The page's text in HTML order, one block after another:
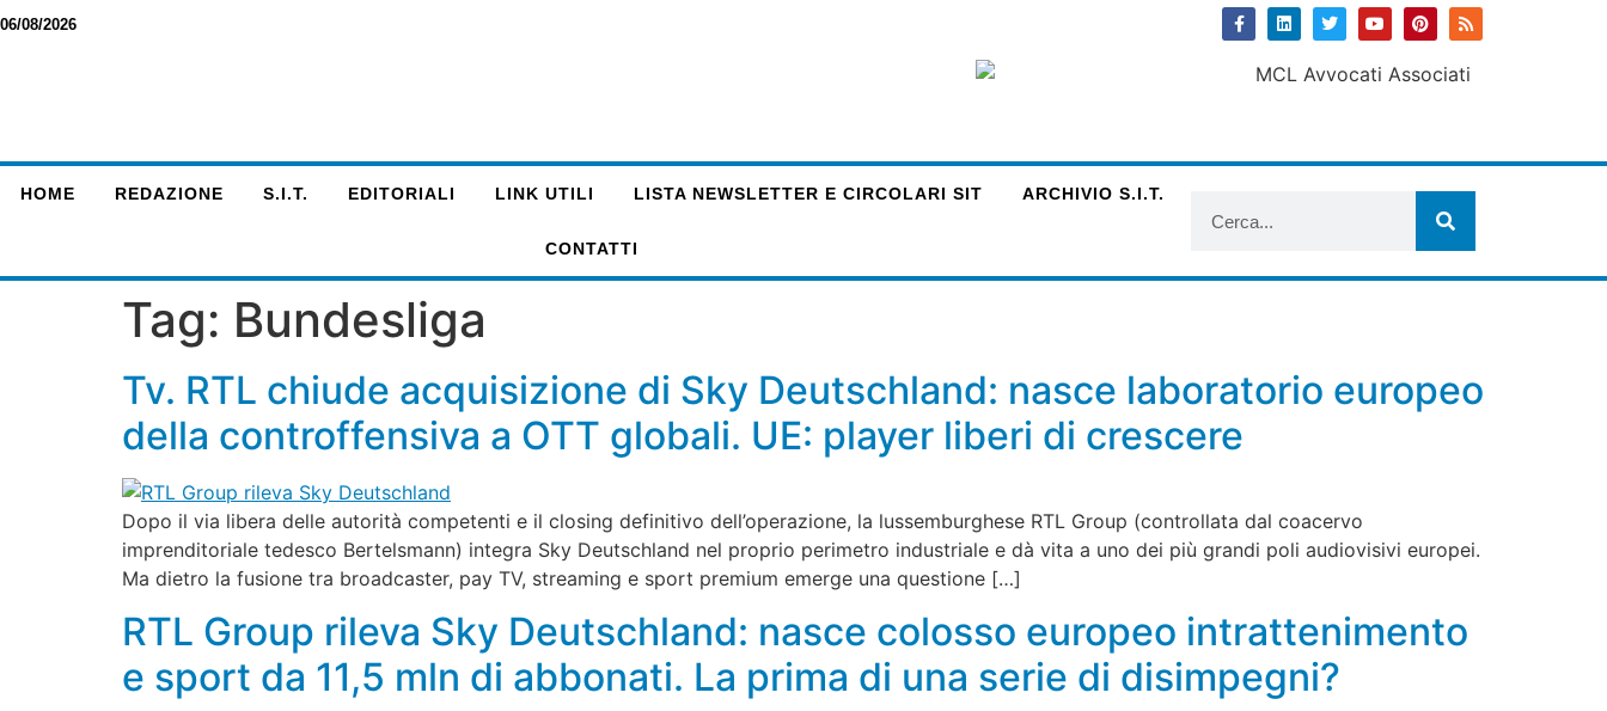
06/08/2026
HOME REDAZIONE S.I.T. EDITORIALI LINK UTILI LISTA NEWSLETTER E CIRCOLARI SIT ARCHIVIO S.I.T.
CONTATTI
Tag: Bundesliga
Tv. RTL chiude acquisizione di Sky Deutschland: nasce laboratorio europeo
della controffensiva a OTT globali. UE: player liberi di crescere
Dopo il via libera delle autorità competenti e il closing definitivo dell’operazione, la lussemburghese RTL Group (controllata dal coacervo
imprenditoriale tedesco Bertelsmann) integra Sky Deutschland nel proprio perimetro industriale e dà vita a uno dei più grandi poli audiovisivi europei.
Ma dietro la fusione tra broadcaster, pay TV, streaming e sport premium emerge una questione […]
RTL Group rileva Sky Deutschland: nasce colosso europeo intrattenimento
e sport da 11,5 mln di abbonati. La prima di una serie di disimpegni?